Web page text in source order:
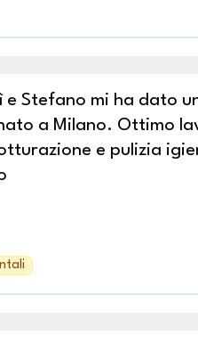
Stefano mi ha dato
a Milano. Ottimo
e pulizia